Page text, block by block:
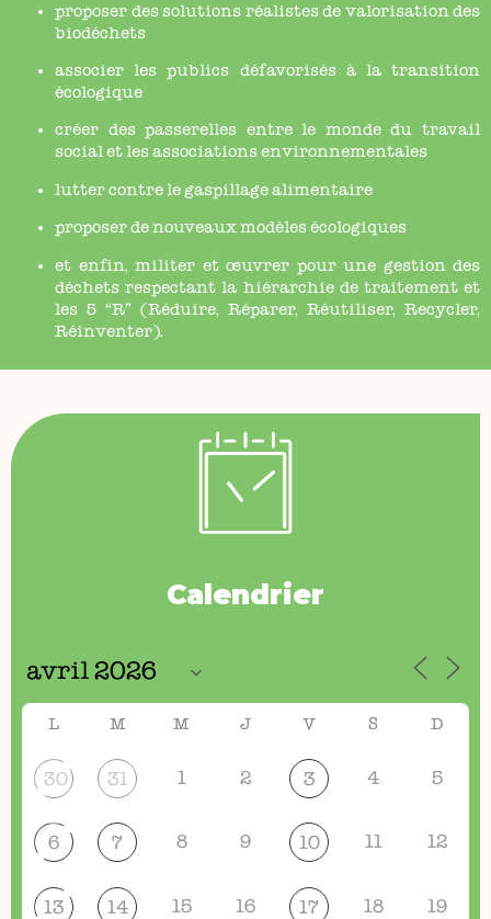
proposer des solutions réalistes de valorisation des
biodéchets
associer les publics défavorisés à la transition
écologique
créer des passerelles entre le monde du travail
social et les associations environnementales
lutter contre le gaspillage alimentaire
proposer de nouveaux modèles écologiques
et enfin, militer et œuvrer pour une gestion des
déchets respectant la hiérarchie de traitement et
les 5 “R” (Réduire, Réparer, Réutiliser, Recycler,
Réinventer).
Calendrier
L M M J V S D
30 31 1 2 3 4 5
6 7 8 9 10 11 12
13 14 15 16 17 18 19